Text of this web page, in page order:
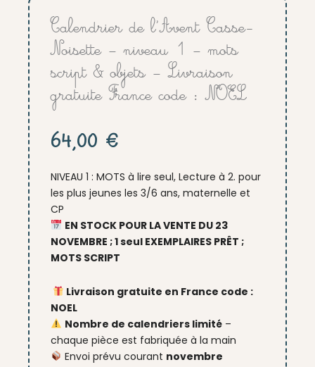
Calendrier de l’Avent Casse-
Noisette – niveau 1 – mots
script & objets – Livraison
gratuite France code : NOEL
64,00 €
NIVEAU 1 : MOTS à lire seul, Lecture à 2. pour
les plus jeunes les 3/6 ans, maternelle et
CP
EN STOCK POUR LA VENTE DU 23
NOVEMBRE ; 1 seul EXEMPLAIRES PRÊT ;
MOTS SCRIPT
Livraison gratuite en France code :
NOEL
Nombre de calendriers limité–
chaque pièce est fabriquée à la main
Envoi prévu courant novembre